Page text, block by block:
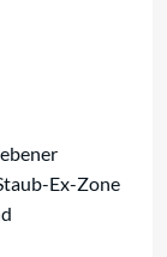
Ex-Zone